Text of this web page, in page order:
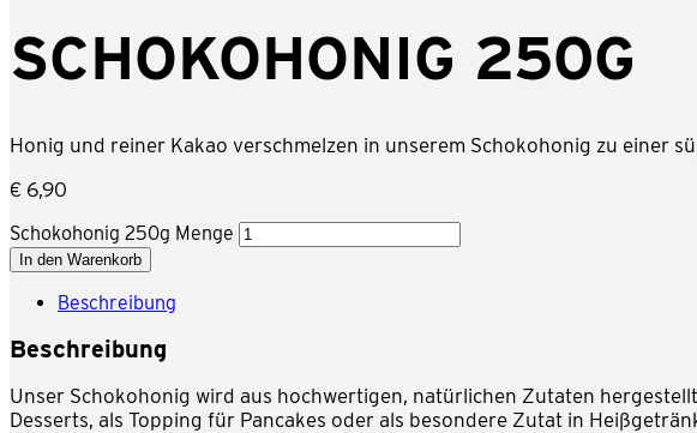
SCHOKOHONIG 250G
Honig und reiner Kakao verschmelzen in unserem Schokohonig zu einer
€ 6,90
Schokohonig 250g Menge
In den Warenkorb
Beschreibung
Beschreibung
Unser Schokohonig wird aus hochwertigen, natürlichen Zutaten
Desserts, als Topping für Pancakes oder als besondere Zutat in